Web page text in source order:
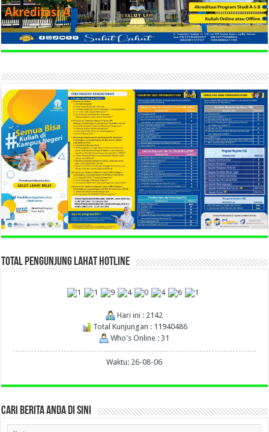
TOTAL PENGUNJUNG LAHAT HOTLINE
Hari ini : 2142
Total Kunjungan : 11940486
Who's Online : 31
Waktu: 26-08-06
CARI BERITA ANDA DI SINI